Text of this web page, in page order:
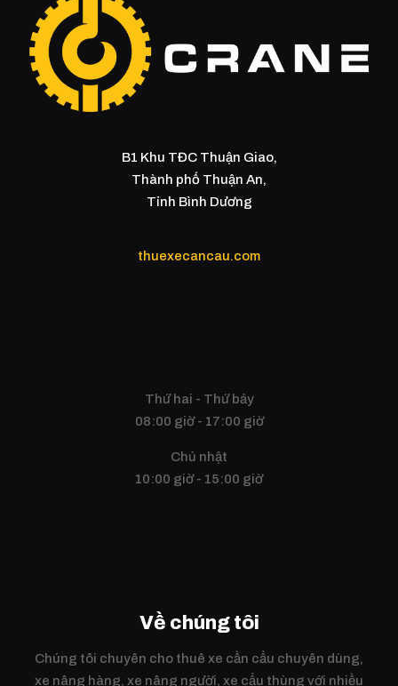
B1 Khu TĐC Thuận Giao,
Thành phố Thuận An,
Tỉnh Bình Dương
thuexecancau.com
Thứ hai - Thứ bảy
08:00 giờ - 17:00 giờ
Chủ nhật
10:00 giờ - 15:00 giờ
Về chúng tôi
Chúng tôi chuyên cho thuê xe cần cẩu chuyên dùng,
xe nâng hàng, xe nâng người, xe cẩu thùng với nhiều